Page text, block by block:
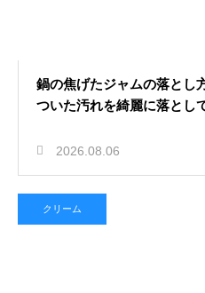
鍋の焦げたジャムの落とし
ついた汚れを綺麗に落とし
2026.08.06
クリーム